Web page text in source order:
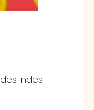
Indes